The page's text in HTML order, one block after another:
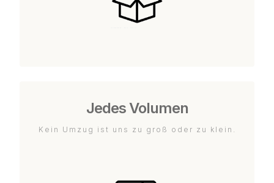
Jedes Volumen
Kein Umzug ist uns zu groß oder zu klein.